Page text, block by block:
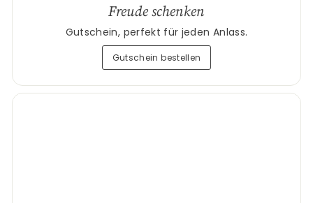
Freude schenken
Gutschein, perfekt für jeden Anlass.
Gutschein bestellen